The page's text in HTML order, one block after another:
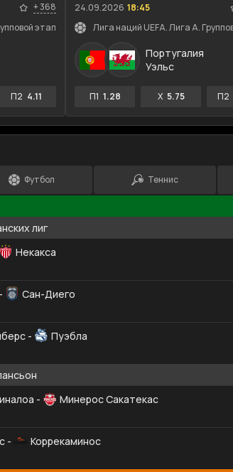
1
3
+368
этап
П2 4.11
24.09.2026 18:45
Лига наций UEFA. Лига A.
Португалия
Уэльс
П1 1.28 X 5.75 П2
Футбол Теннис
лиг
Некакса
- Сан-Диего
- Пуэбла
- Минерос Сакатекас
- Коррекаминос